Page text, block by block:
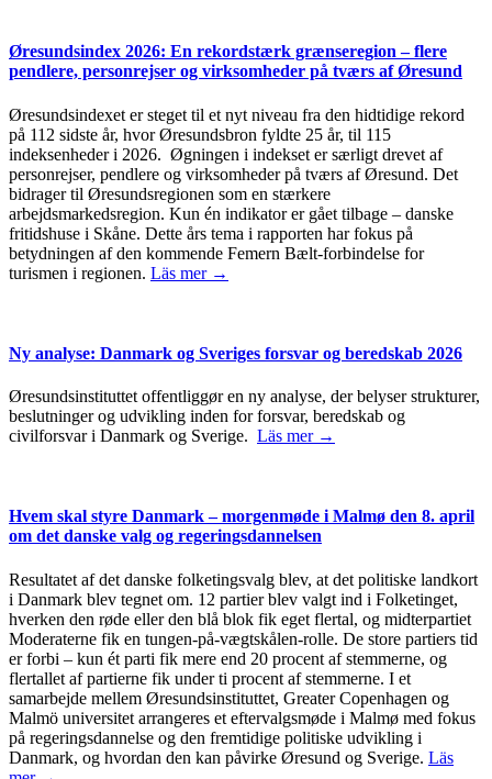
Øresundsindex 2026: En rekordstærk grænseregion – flere
pendlere, personrejser og virksomheder på tværs af Øresund
Øresundsindexet er steget til et nyt niveau fra den hidtidige rekord
på 112 sidste år, hvor Øresundsbron fyldte 25 år, til 115
indeksenheder i 2026. Øgningen i indekset er særligt drevet af
personrejser, pendlere og virksomheder på tværs af Øresund. Det
bidrager til Øresundsregionen som en stærkere
arbejdsmarkedsregion. Kun én indikator er gået tilbage – danske
fritidshuse i Skåne. Dette års tema i rapporten har fokus på
betydningen af den kommende Femern Bælt-forbindelse for
turismen i regionen. Läs mer →
Ny analyse: Danmark og Sveriges forsvar og beredskab 2026
Øresundsinstituttet offentliggør en ny analyse, der belyser strukturer,
beslutninger og udvikling inden for forsvar, beredskab og
civilforsvar i Danmark og Sverige. Läs mer →
Hvem skal styre Danmark – morgenmøde i Malmø den 8. april
om det danske valg og regeringsdannelsen
Resultatet af det danske folketingsvalg blev, at det politiske landkort
i Danmark blev tegnet om. 12 partier blev valgt ind i Folketinget,
hverken den røde eller den blå blok fik eget flertal, og midterpartiet
Moderaterne fik en tungen-på-vægtskålen-rolle. De store partiers tid
er forbi – kun ét parti fik mere end 20 procent af stemmerne, og
flertallet af partierne fik under ti procent af stemmerne. I et
samarbejde mellem Øresundsinstituttet, Greater Copenhagen og
Malmö universitet arrangeres et eftervalgsmøde i Malmø med fokus
på regeringsdannelse og den fremtidige politiske udvikling i
Danmark, og hvordan den kan påvirke Øresund og Sverige. Läs